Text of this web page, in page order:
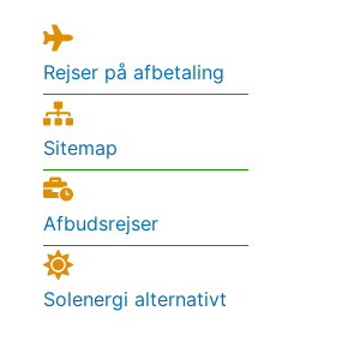
Rejser på afbetaling
Sitemap
Afbudsrejser
Solenergi alternativt